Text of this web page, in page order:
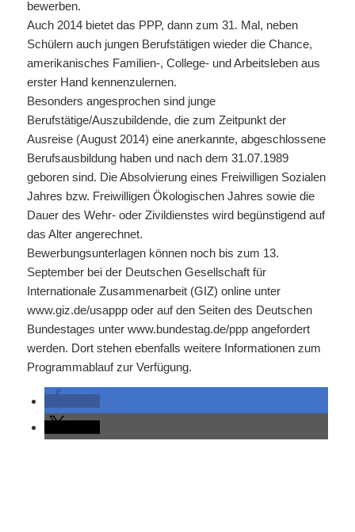
bewerben.
Auch 2014 bietet das PPP, dann zum 31. Mal, neben
Schülern auch jungen Berufstätigen wieder die Chance,
amerikanisches Familien-, College- und Arbeitsleben aus
erster Hand kennenzulernen.
Besonders angesprochen sind junge
Berufstätige/Auszubildende, die zum Zeitpunkt der
Ausreise (August 2014) eine anerkannte, abgeschlossene
Berufsausbildung haben und nach dem 31.07.1989
geboren sind. Die Absolvierung eines Freiwilligen Sozialen
Jahres bzw. Freiwilligen Ökologischen Jahres sowie die
Dauer des Wehr- oder Zivildienstes wird begünstigend auf
das Alter angerechnet.
Bewerbungsunterlagen können noch bis zum 13.
September bei der Deutschen Gesellschaft für
Internationale Zusammenarbeit (GIZ) online unter
www.giz.de/usappp oder auf den Seiten des Deutschen
Bundestages unter www.bundestag.de/ppp angefordert
werden. Dort stehen ebenfalls weitere Informationen zum
Programmablauf zur Verfügung.